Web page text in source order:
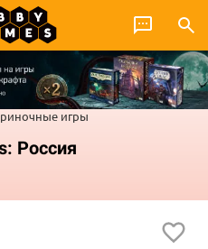
игры
Россия